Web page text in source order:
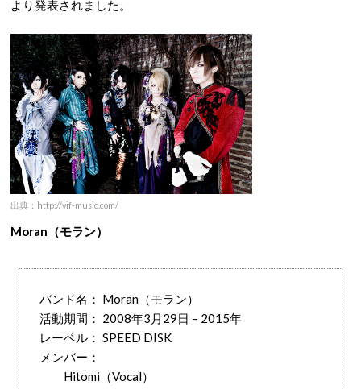
より発表されました。
出典：http://vif-music.com/
Moran（モラン）
バンド名： Moran（モラン）
活動期間： 2008年3月29日 – 2015年
レーベル： SPEED DISK
メンバー：
Hitomi（Vocal）